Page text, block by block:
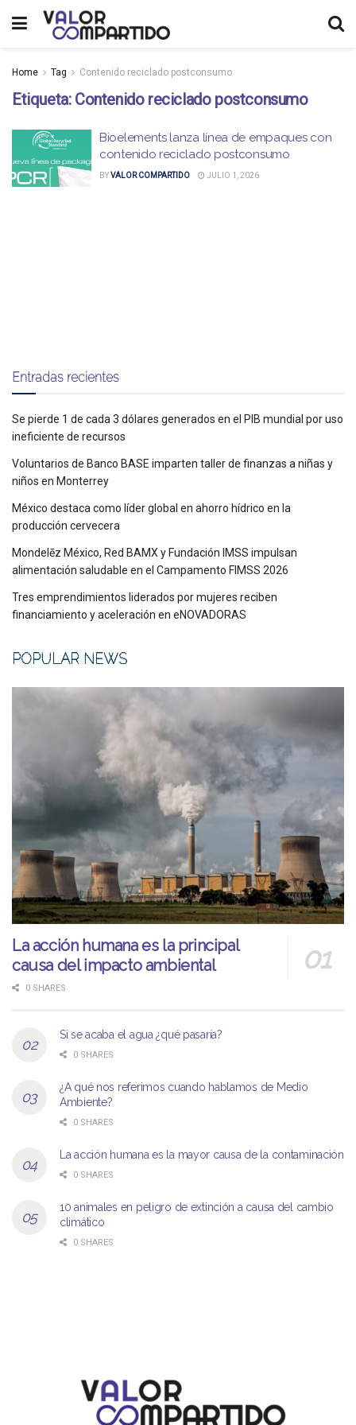
Home Tag Contenido reciclado postconsumo
Etiqueta: Contenido reciclado postconsumo
Bioelements lanza línea de empaques con
contenido reciclado postconsumo
BYVALOR COMPARTIDO JULIO 1, 2026
Entradas recientes
Se pierde 1 de cada 3 dólares generados en el PIB mundial por uso
ineficiente de recursos
Voluntarios de Banco BASE imparten taller de finanzas a niñas y
niños en Monterrey
México destaca como líder global en ahorro hídrico en la
producción cervecera
Mondelēz México, Red BAMX y Fundación IMSS impulsan
alimentación saludable en el Campamento FIMSS 2026
Tres emprendimientos liderados por mujeres reciben
financiamiento y aceleración en eNOVADORAS
POPULAR NEWS
La acción humana es la principal
causa del impacto ambiental
0 SHARES
Si se acaba el agua ¿qué pasaría?
0 SHARES
¿A qué nos referimos cuando hablamos de Medio
Ambiente?
0 SHARES
La acción humana es la mayor causa de la contaminación
0 SHARES
10 animales en peligro de extinción a causa del cambio
climático
0 SHARES